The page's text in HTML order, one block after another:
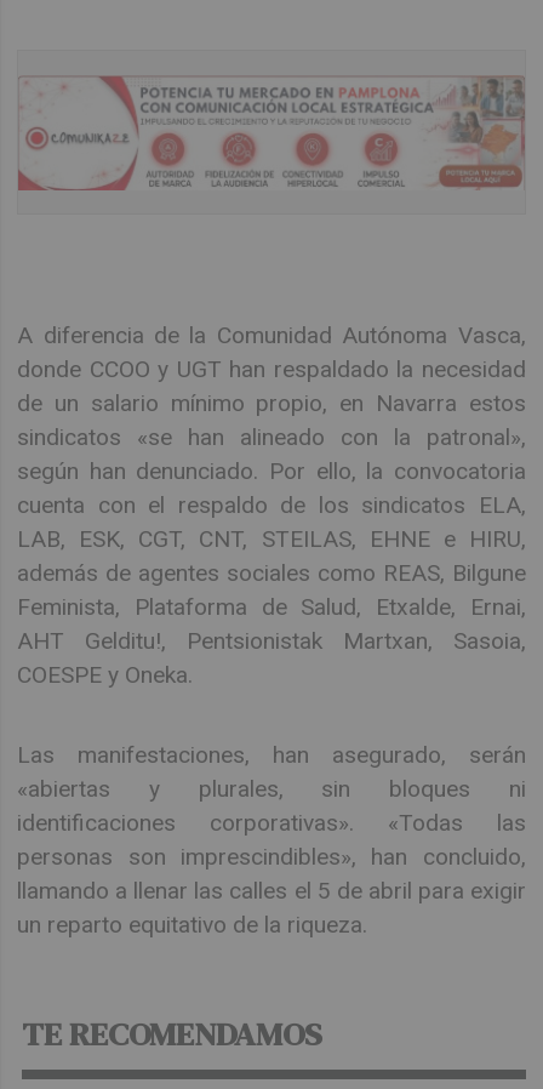
A diferencia de la Comunidad Autónoma Vasca,
donde CCOO y UGT han respaldado la necesidad
de un salario mínimo propio, en Navarra estos
sindicatos «se han alineado con la patronal»,
según han denunciado. Por ello, la convocatoria
cuenta con el respaldo de los sindicatos ELA,
LAB, ESK, CGT, CNT, STEILAS, EHNE e HIRU,
además de agentes sociales como REAS, Bilgune
Feminista, Plataforma de Salud, Etxalde, Ernai,
AHT Gelditu!, Pentsionistak Martxan, Sasoia,
COESPE y Oneka.
Las manifestaciones, han asegurado, serán
«abiertas y plurales, sin bloques ni
identificaciones corporativas». «Todas las
personas son imprescindibles», han concluido,
llamando a llenar las calles el 5 de abril para exigir
un reparto equitativo de la riqueza.
TE RECOMENDAMOS